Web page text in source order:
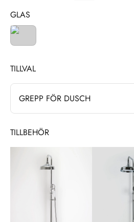
GLAS
TILLVAL
GREPP FÖR DUSCH
TILLBEHÖR